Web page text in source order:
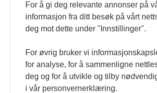
For å gi deg relevante annonser på
informasjon fra ditt besøk på vårt
deg mot dette under "Innstillinger".
For øvrig bruker vi
for analyse, for å sammenligne
deg og for å utvikle og tilby
i vår personvernerklæring.